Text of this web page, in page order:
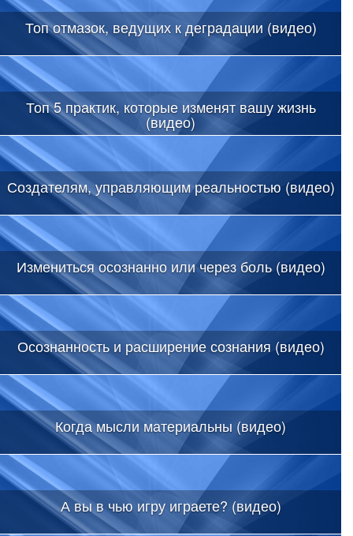
Топ отмазок, ведущих к деградации (видео)
Топ 5 практик, которые изменят вашу жизнь
(видео)
Создателям, управляющим реальностью (видео)
Измениться осознанно или через боль (видео)
Осознанность и расширение сознания (видео)
Когда мысли материальны (видео)
А вы в чью игру играете? (видео)